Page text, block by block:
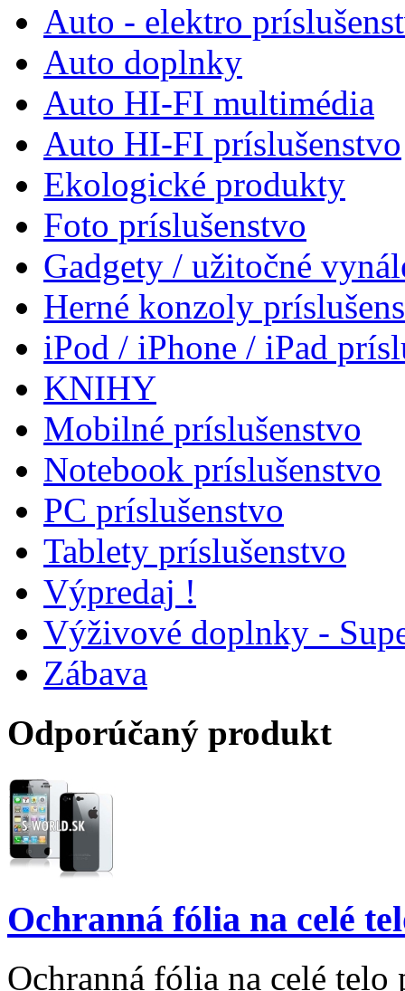
Auto - elektro
Auto doplnky
Auto HI-FI multimédia
Auto HI-FI príslušenstvo
Ekologické produkty
Foto príslušenstvo
Gadgety / užitočné
Herné konzoly
iPod / iPhone / iPad
KNIHY
Mobilné príslušenstvo
Notebook príslušenstvo
PC príslušenstvo
Tablety príslušenstvo
Výpredaj !
Výživové doplnky -
Zábava
Odporúčaný produkt
Ochranná fólia na celé
Ochranná fólia na celé